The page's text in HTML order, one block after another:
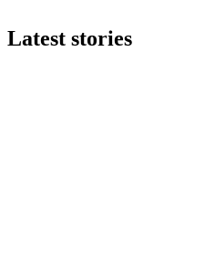
Latest stories